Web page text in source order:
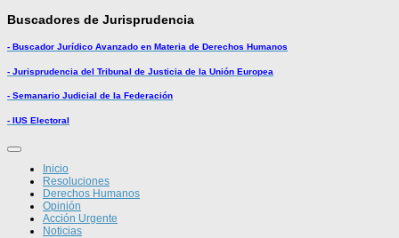
Buscadores de Jurisprudencia
- Buscador Jurídico Avanzado en Materia de Derechos Humanos
- Jurisprudencia del Tribunal de Justicia de la Unión Europea
- Semanario Judicial de la Federación
- IUS Electoral
Inicio
Resoluciones
Derechos Humanos
Opinión
Acción Urgente
Noticias